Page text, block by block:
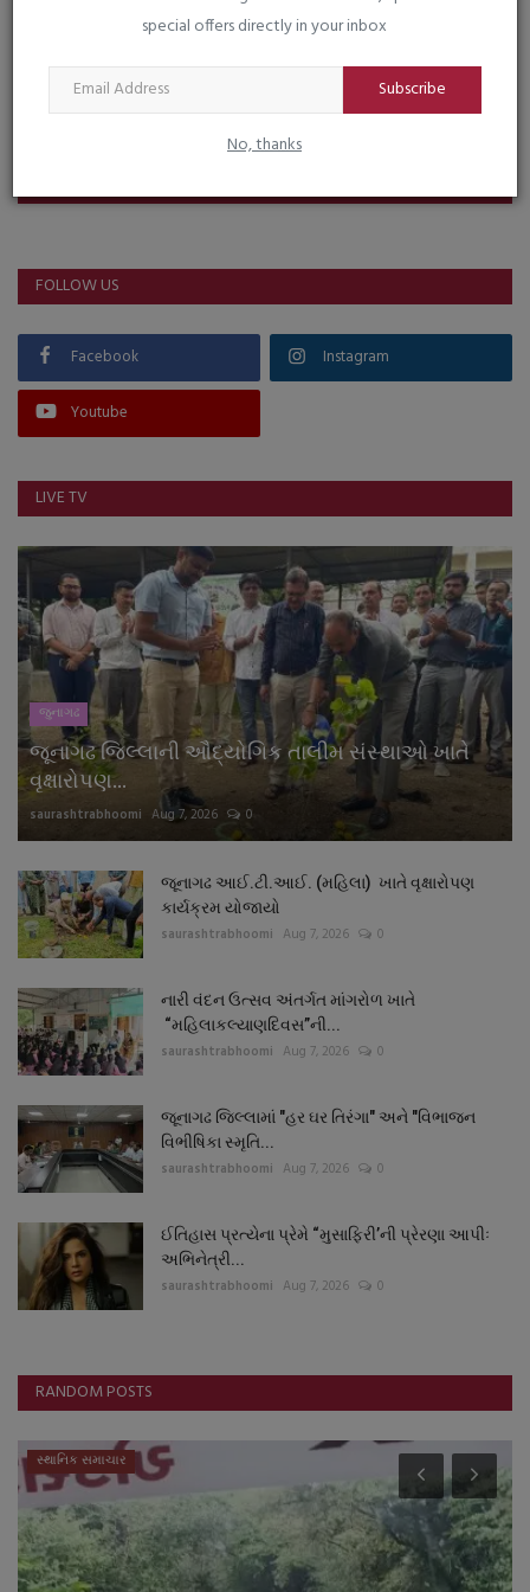
special offers directly in your inbox
Subscribe
No, thanks
FOLLOW US
Facebook Instagram
Youtube
LIVE TV
જુનાગઢ
જૂનાગઢ જિલ્લાની ઔદ્યોગિક તાલીમ સંસ્થાઓ ખાતે
વૃક્ષારોપણ...
saurashtrabhoomi Aug 7, 2026 0
જૂનાગઢ આઈ.ટી.આઈ. (મહિલા) ખાતે વૃક્ષારોપણ
કાર્યક્રમ યોજાયો
saurashtrabhoomi Aug 7, 2026 0
નારી વંદન ઉત્સવ અંતર્ગત માંગરોળ ખાતે
“મહિલાકલ્યાણદિવસ”ની...
saurashtrabhoomi Aug 7, 2026 0
જૂનાગઢ જિલ્લામાં "હર ઘર તિરંગા" અને "વિભાજન
વિભીષિકા સ્મૃતિ...
saurashtrabhoomi Aug 7, 2026 0
ઈતિહાસ પ્રત્યેના પ્રેમે “મુસાફિરી’ની પ્રેરણા આપીઃ
અભિનેત્રી...
saurashtrabhoomi Aug 7, 2026 0
RANDOM POSTS
સ્થાનિક સમાચાર